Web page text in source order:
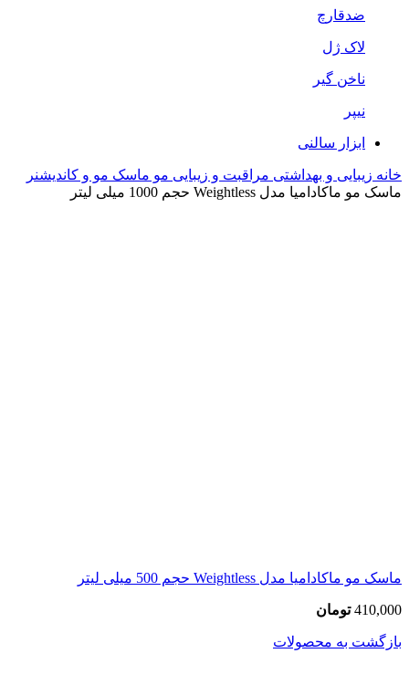
ضدقارچ
لاک ژل
ناخن گیر
نیپر
ابزار سالنی
خانه زیبایی و بهداشتی مراقبت و زیبایی مو ماسک مو و کاندیشنر
ماسک مو ماکادامیا مدل Weightless حجم 1000 میلی لیتر
ماسک مو ماکادامیا مدل Weightless حجم 500 میلی لیتر
410,000 تومان
بازگشت به محصولات